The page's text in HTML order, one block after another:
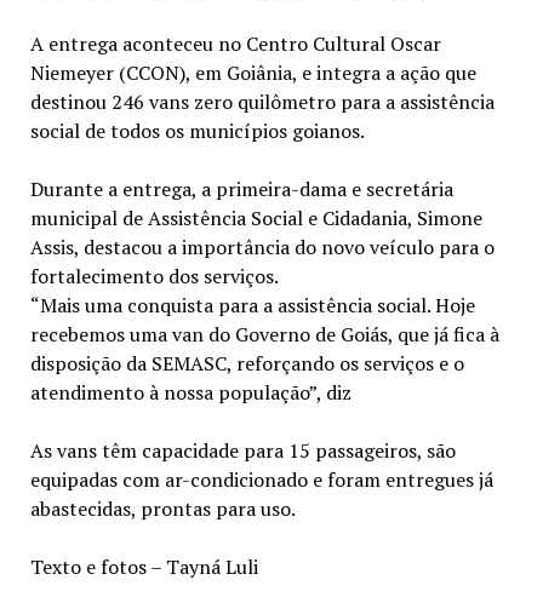
A entrega aconteceu no Centro Cultural Oscar
Niemeyer (CCON), em Goiânia, e integra a ação que
destinou 246 vans zero quilômetro para a assistência
social de todos os municípios goianos.
Durante a entrega, a primeira-dama e secretária
municipal de Assistência Social e Cidadania, Simone
Assis, destacou a importância do novo veículo para o
fortalecimento dos serviços.
“Mais uma conquista para a assistência social. Hoje
recebemos uma van do Governo de Goiás, que já fica à
disposição da SEMASC, reforçando os serviços e o
atendimento à nossa população”, diz
As vans têm capacidade para 15 passageiros, são
equipadas com ar-condicionado e foram entregues já
abastecidas, prontas para uso.
Texto e fotos – Tayná Luli